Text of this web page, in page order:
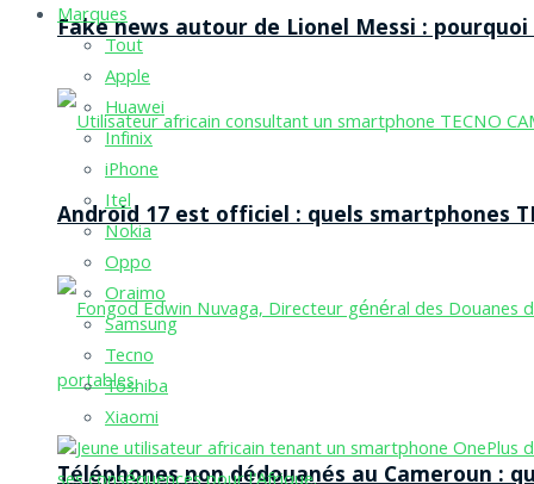
Fake news autour de Lionel Messi :
Android 17 est officiel : quels smartphones
Téléphones non dédouanés au Cameroun :
Marques
Tout
Apple
Huawei
Infinix
iPhone
Itel
Nokia
Oppo
Oraimo
Samsung
Tecno
Toshiba
Xiaomi